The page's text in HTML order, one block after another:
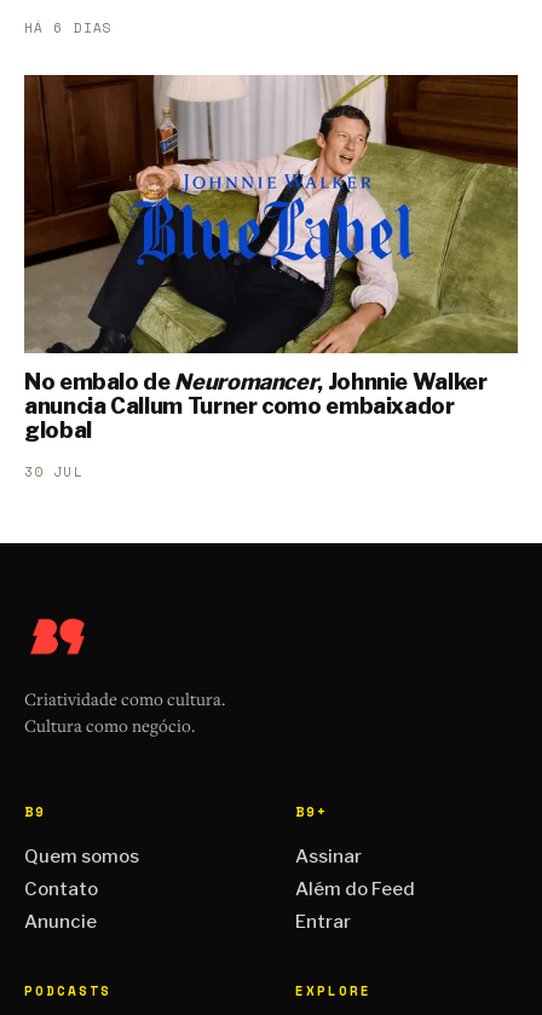
HÁ 6 DIAS
No embalo deNeuromancer, Johnnie Walker
anuncia Callum Turner como embaixador
global
30 JUL
Criatividade como cultura.
Cultura como negócio.
B9
Quem somos
Contato
Anuncie
B9+
Assinar
Além do Feed
Entrar
PODCASTS EXPLORE